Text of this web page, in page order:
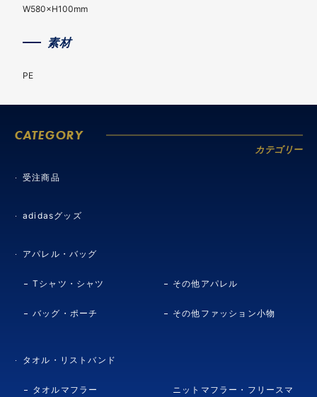
W580×H100mm
素材
PE
CATEGORY
カテゴリー
受注商品
adidasグッズ
アパレル・バッグ
Tシャツ・シャツ その他アパレル
バッグ・ポーチ その他ファッション小物
タオル・リストバンド
タオルマフラー ニットマフラー・フリースマ